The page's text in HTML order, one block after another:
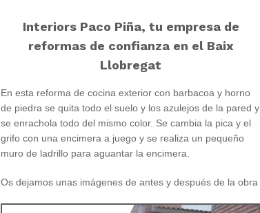
Interiors Paco Piña, tu empresa de
reformas de confianza en el Baix
Llobregat
En esta reforma de cocina exterior con barbacoa y horno
de piedra se quita todo el suelo y los azulejos de la pared y
se enrachola todo del mismo color. Se cambia la pica y el
grifo con una encimera a juego y se realiza un pequeño
muro de ladrillo para aguantar la encimera.
Os dejamos unas imágenes de antes y después de la obra